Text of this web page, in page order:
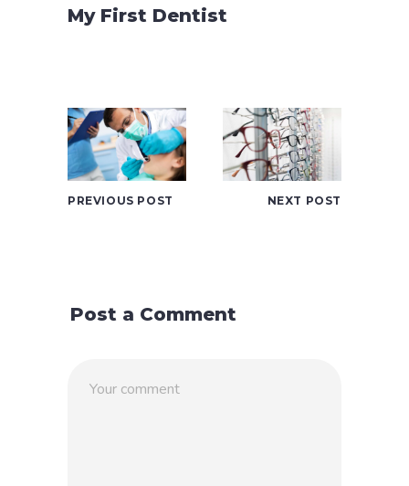
My First Dentist
PREVIOUS POST NEXT POST
Post a Comment